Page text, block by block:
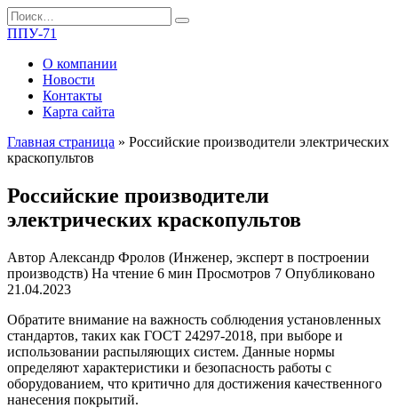
Перейти
к
Search
for:
ППУ-71
О компании
Новости
Контакты
Карта сайта
Главная страница » Российские производители электрических
краскопультов
Российские производители
электрических краскопультов
Автор Александр Фролов (Инженер, эксперт в построении
производств) На чтение 6 мин Просмотров 7 Опубликовано
21.04.2023
Обратите внимание на важность соблюдения установленных
стандартов, таких как ГОСТ 24297-2018, при выборе и
использовании распыляющих систем. Данные нормы
определяют характеристики и безопасность работы с
оборудованием, что критично для достижения качественного
нанесения покрытий.